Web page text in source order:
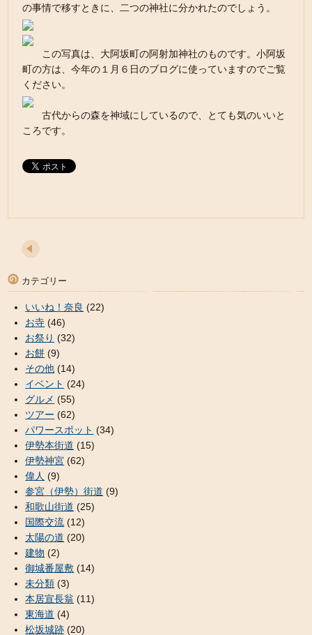
の事情で移すときに、二つの神社に分かれたのでしょう。
この写真は、大阿坂町の阿射加神社のものです。小阿坂
町の方は、今年の１月６日のブログに使っていますのでご覧
ください。
古代からの森を神域にしているので、とても気のいいと
ころです。
カテゴリー
いいね！奈良 (22)
お寺 (46)
お祭り (32)
お餅 (9)
その他 (14)
イベント (24)
グルメ (55)
ツアー (62)
パワースポット (34)
伊勢本街道 (15)
伊勢神宮 (62)
偉人 (9)
参宮（伊勢）街道 (9)
和歌山街道 (25)
国際交流 (12)
太陽の道 (20)
建物 (2)
御城番屋敷 (14)
未分類 (3)
本居宣長翁 (11)
東海道 (4)
松坂城跡 (20)